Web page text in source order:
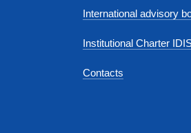
International advisory
Institutional Charter
Contacts